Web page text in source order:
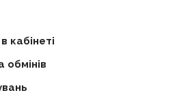
кабінеті
обмінів